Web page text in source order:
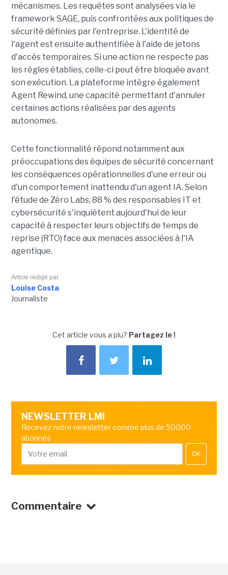
mécanismes. Les requêtes sont analysées via le
framework SAGE, puis confrontées aux politiques de
sécurité définies par l'entreprise. L'identité de
l'agent est ensuite authentifiée à l'aide de jetons
d'accès temporaires. Si une action ne respecte pas
les règles établies, celle-ci peut être bloquée avant
son exécution. La plateforme intègre également
Agent Rewind, une capacité permettant d'annuler
certaines actions réalisées par des agents
autonomes.
Cette fonctionnalité répond notamment aux
préoccupations des équipes de sécurité concernant
les conséquences opérationnelles d'une erreur ou
d'un comportement inattendu d'un agent IA. Selon
l'étude de Zéro Labs, 88 % des responsables IT et
cybersécurité s'inquiètent aujourd'hui de leur
capacité à respecter leurs objectifs de temps de
reprise (RTO) face aux menaces associées à l'IA
agentique.
Article rédigé par
Louise Costa
Journaliste
Cet article vous a plu? Partagez le !
NEWSLETTER LMI
Recevez notre newsletter comme plus de 50000
abonnés
OK
Commentaire